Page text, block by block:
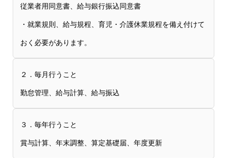
従業者用同意書、給与銀行振込同意書
・就業規則、給与規程、育児・介護休業規程を備え付けて
おく必要があります。
２．毎月行うこと
勤怠管理、給与計算、給与振込
３．毎年行うこと
賞与計算、年末調整、算定基礎届、年度更新